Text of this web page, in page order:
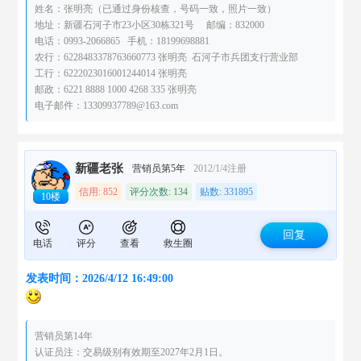
姓名：张明亮（已通过身份核查，号码一致，照片一致）
地址：新疆石河子市23小区30栋321号 邮编：832000
电话：0993-2066865 手机：18199698881
农行：6228483378763660773 张明亮 石河子市兵团支行营业部
工行：6222023016001244014 张明亮
邮政：6221 8888 1000 4268 335 张明亮
电子邮件：13309937789@163.com
10楼
新疆老张 营销员第5年 2012/1/4注册
信用: 852 评分次数: 134 贴数: 331895
电话 评分 查看 救生圈
回复
发表时间：2026/4/12 16:49:00
营销员第14年
认证员注：交易级别有效期至2027年2月1日。